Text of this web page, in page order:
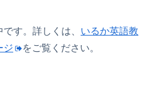
す。詳しくは、 いるか英語教
ジ
をご覧ください。